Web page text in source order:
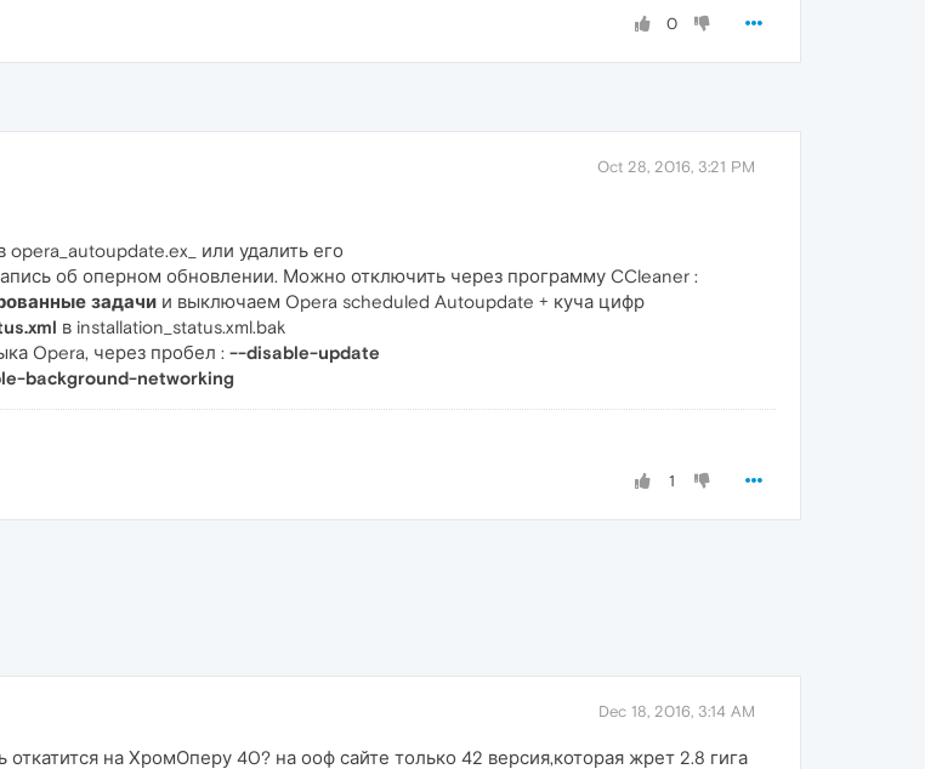
0
Oct 28, 2016, 3:21 PM
opera_autoupdate.ex_ или удалить его
об оперном обновлении. Можно отключить через программу CCleaner :
задачи и выключаем Opera scheduled Autoupdate + куча цифр
в installation_status.xml.bak
Opera, через пробел : --disable-update
background-networking
1
Dec 18, 2016, 3:14 AM
на ХромОперу 40? на ооф сайте только 42 версия,которая жрет 2.8 гига